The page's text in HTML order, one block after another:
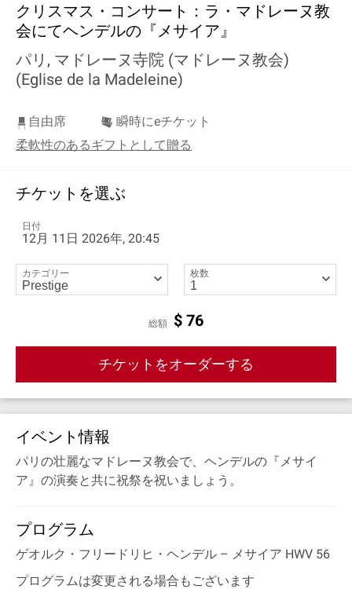
クリスマス・コンサート：ラ・マドレーヌ教
会にてヘンデルの『メサイア』
パリ, マドレーヌ寺院 (マドレーヌ教会)
(Eglise de la Madeleine)
自由席
瞬時にeチケット
柔軟性のあるギフトとして贈る
チケットを選ぶ
日付
12月 11日 2026年, 20:45
カテゴリー 枚数
総額 $ 76
チケットをオーダーする
イベント情報
パリの壮麗なマドレーヌ教会で、ヘンデルの『メサイ
ア』の演奏と共に祝祭を祝いましょう。
プログラム
ゲオルク・フリードリヒ・ヘンデル – メサイア HWV 56
プログラムは変更される場合もございます